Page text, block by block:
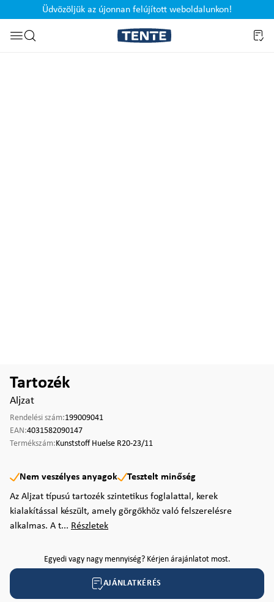
Ugrás a kereséshez
Üdvözöljük az újonnan felújított weboldalunkon!
Tartozék
Aljzat
Rendelési szám:199009041
EAN:4031582090147
Termékszám:Kunststoff Huelse R20-23/11
Nem veszélyes anyagok
Tesztelt minőség
Az Aljzat típusú tartozék szintetikus foglalattal, kerek
kialakítással készült, amely görgőkhöz való felszerelésre
alkalmas. A t... Részletek
Egyedi vagy nagy mennyiség? Kérjen árajánlatot most.
AJÁNLATKÉRÉS